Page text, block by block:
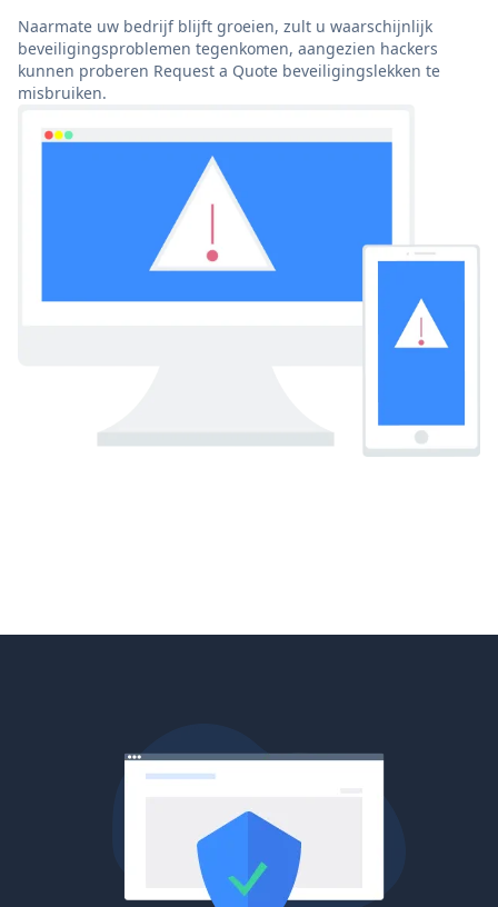
Naarmate uw bedrijf blijft groeien, zult u waarschijnlijk
beveiligingsproblemen tegenkomen, aangezien hackers
kunnen proberen Request a Quote beveiligingslekken te
misbruiken.